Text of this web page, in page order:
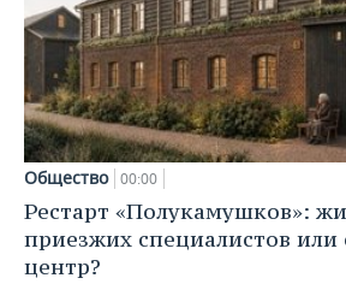
Общество 00:00
Рестарт «Полукамушков»:
приезжих специалистов
центр?